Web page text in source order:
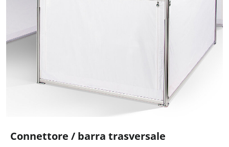
Connettore / barra trasversale